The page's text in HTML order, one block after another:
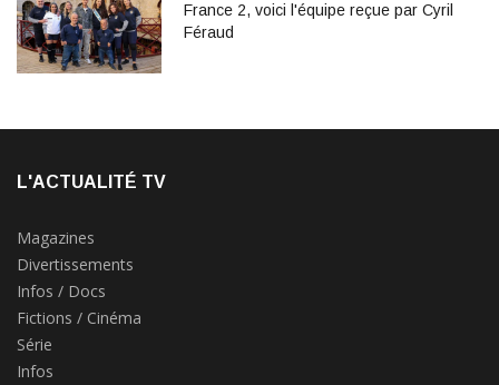
France 2, voici l'équipe reçue par Cyril
Féraud
L'ACTUALITÉ TV
Magazines
Divertissements
Infos / Docs
Fictions / Cinéma
Série
Infos